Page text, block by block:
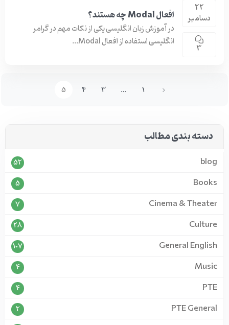
22
دسامبر
3
افعال Modal چه هستند؟
در آموزش زبان انگلیسی یکی از نکات مهم در گرامر
انگلیسی استفاده از افعال Modal...
1
…
3
4
5
دسته بندی مطالب
blog
52
Books
5
Cinema & Theater
7
Culture
28
General English
107
Music
4
PTE
4
PTE General
2